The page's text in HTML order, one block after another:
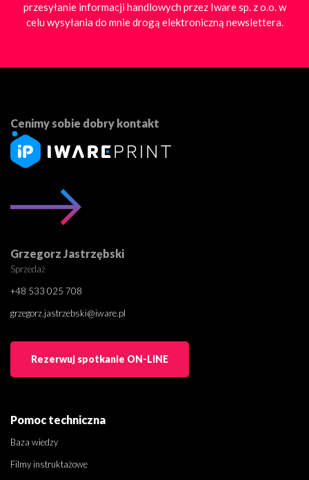
przesyłanie informacji handlowych przez Iware sp. z o.o. w
celu wysyłania do mnie drogą elektroniczną newslettera.
Cenimy sobie dobry kontakt
Grzegorz Jastrzębski
Sprzedaż
+48 533 025 708
grzegorz.jastrzebski@iware.pl
Rezerwuj spotkanie ON-LINE
Pomoc techniczna
Baza wiedzy
Filmy instruktażowe